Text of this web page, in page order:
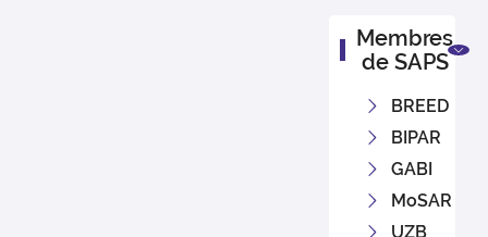
Membres
de SAPS
BREED
BIPAR
GABI
MoSAR
UZB